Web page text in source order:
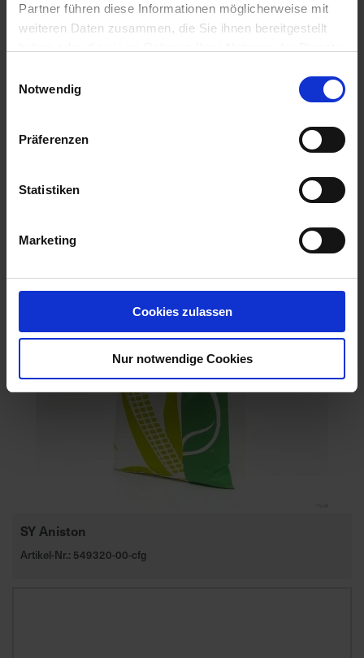
Partner führen diese Informationen möglicherweise mit
weiteren Daten zusammen, die Sie ihnen bereitgestellt
Notwendig
Präferenzen
Statistiken
Marketing
Cookies zulassen
Nur notwendige Cookies
Artikel-Nr.: 540181-00-cfg
SY Aniston
Artikel-Nr.: 549320-00-cfg